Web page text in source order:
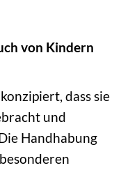
von Kindern
dass sie
und
Handhabung